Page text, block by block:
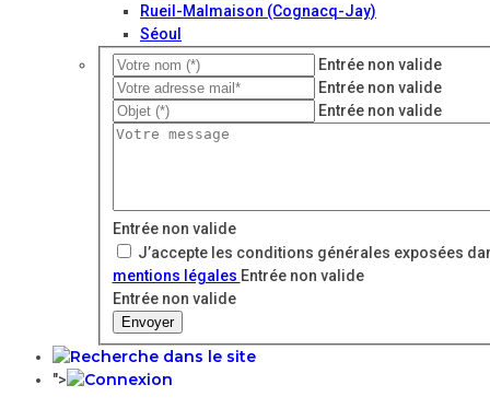
Rueil-Malmaison (Cognacq-Jay)
Séoul
Entrée non valide
Entrée non valide
Entrée non valide
Entrée non valide
J’accepte les conditions générales exposées
mentions légales Entrée non valide
Entrée non valide
Envoyer
">